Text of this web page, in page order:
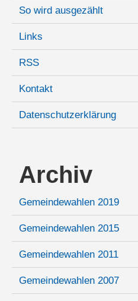
So wird ausgezählt
Links
RSS
Kontakt
Datenschutzerklärung
Archiv
Gemeindewahlen 2019
Gemeindewahlen 2015
Gemeindewahlen 2011
Gemeindewahlen 2007